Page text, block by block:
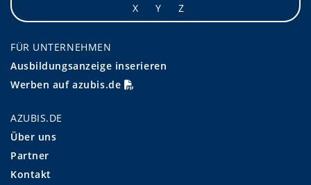
X
Y Z
FÜR UNTERNEHMEN
Ausbildungsanzeige inserieren
Werben auf azubis.de
AZUBIS.DE
Über uns
Partner
Kontakt